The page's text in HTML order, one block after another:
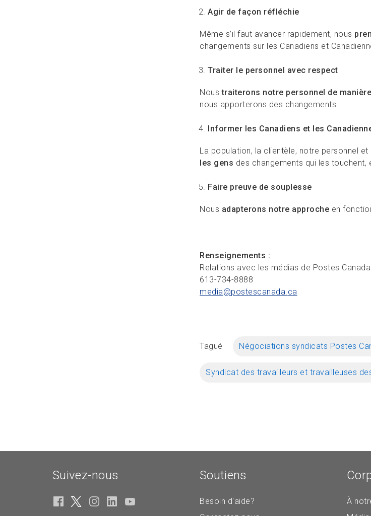
Agir de façon réfléchie
Même s’il faut avancer rapidement, nous
changements sur les Canadiens et
Traiter le personnel avec respect
Noustraiterons notre personnel de
nous apporterons des changements.
Informer les Canadiens et les
La population, la clientèle, notre personnel
les gens des changements qui les touchent,
Faire preuve de souplesse
Nous adapterons notre approche en
Renseignements :
Relations avec les médias de Postes Canada
613-734-8888
media@postescanada.ca
Tagué Négociations syndicats Postes
Syndicat des travailleurs et travailleuses
Suivez-nous Soutiens
Besoin d'aide?
À